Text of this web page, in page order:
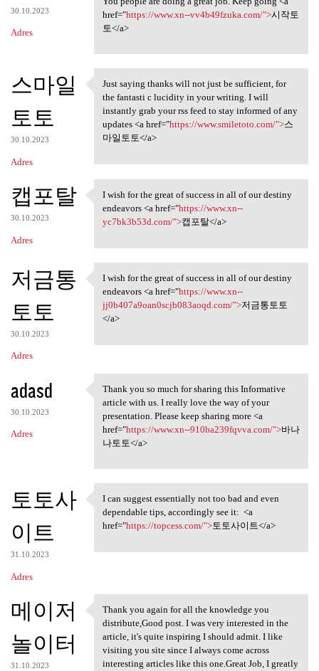
30.10.2023
Adres
href="https://www.xn--vv4b49fzuka.com/">시작토
토</a>
스마일
토토
30.10.2023
Adres
Just saying thanks will not
Just saying thanks will not just be sufficient, for
the fantasti c lucidity in your writing. I will
instantly grab your rss feed to stay informed of any
updates <a href="https://www.smiletoto.com/">스
마일토토</a>
캡포탈
30.10.2023
Adres
I wish for the great of
I wish for the great of success in all of our destiny
endeavors <a href="https://www.xn--
yc7bk3b53d.com/">캡포탈</a>
저금통
토토
30.10.2023
Adres
I wish for the great of
I wish for the great of success in all of our destiny
endeavors <a href="https://www.xn--
jj0b407a9oan0scjb083aoqd.com/">저금통토토
</a>
adasd
30.10.2023
Adres
Thank you so much for sharing
Thank you so much for sharing this Informative
article with us. I really love the way of your
presentation. Please keep sharing more <a
href="https://www.xn--910ba239fqvva.com/">바나
나토토</a>
토토사
이트
31.10.2023
Adres
I can suggest essentially not
I can suggest essentially not too bad and even
dependable tips, accordingly see it: <a
href="https://topcess.com/">토토사이트</a>
메이저
놀이터
31.10.2023
Thank you again for all the
Thank you again for all the knowledge you
distribute,Good post. I was very interested in the
article, it's quite inspiring I should admit. I like
visiting you site since I always come across
interesting articles like this one.Great Job, I greatly